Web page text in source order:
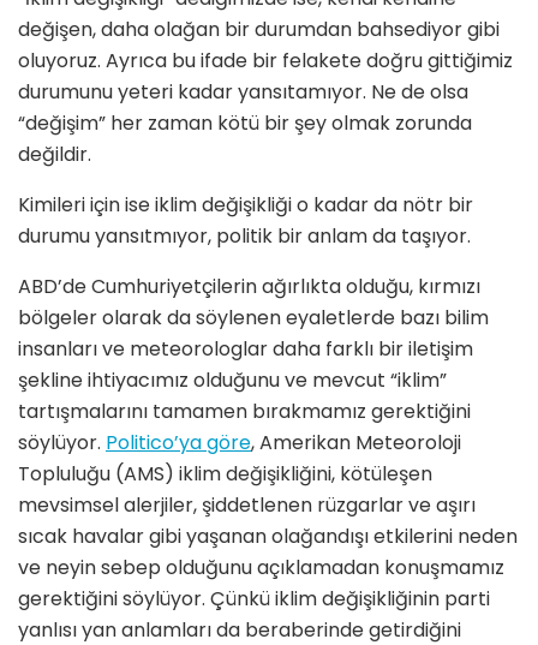
değişen, daha olağan bir durumdan bahsediyor gibi
oluyoruz. Ayrıca bu ifade bir felakete doğru gittiğimiz
durumunu yeteri kadar yansıtamıyor. Ne de olsa
“değişim” her zaman kötü bir şey olmak zorunda
değildir.
Kimileri için ise iklim değişikliği o kadar da nötr bir
durumu yansıtmıyor, politik bir anlam da taşıyor.
ABD’de Cumhuriyetçilerin ağırlıkta olduğu, kırmızı
bölgeler olarak da söylenen eyaletlerde bazı bilim
insanları ve meteorologlar daha farklı bir iletişim
şekline ihtiyacımız olduğunu ve mevcut “iklim”
tartışmalarını tamamen bırakmamız gerektiğini
söylüyor. Politico’ya göre, Amerikan Meteoroloji
Topluluğu (AMS) iklim değişikliğini, kötüleşen
mevsimsel alerjiler, şiddetlenen rüzgarlar ve aşırı
sıcak havalar gibi yaşanan olağandışı etkilerini neden
ve neyin sebep olduğunu açıklamadan konuşmamız
gerektiğini söylüyor. Çünkü iklim değişikliğinin parti
yanlısı yan anlamları da beraberinde getirdiğini